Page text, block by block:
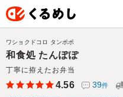
和食処 たんぽぽ
丁寧に拵えたお弁当
ワショクドコロ タンポポ
4.56 39件